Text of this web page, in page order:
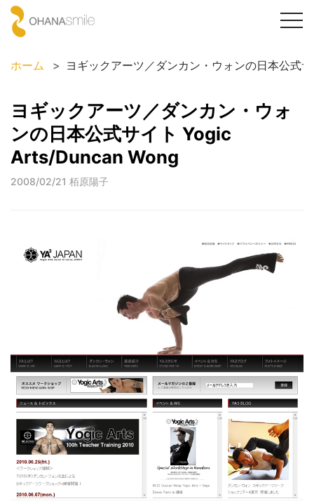
ホーム ヨギックアーツ／ダンカン・ウォンの日本公
ヨギックアーツ／ダンカン・ウォ
ンの日本公式サイト Yogic
Arts/Duncan Wong
2008/02/21 栢原陽子